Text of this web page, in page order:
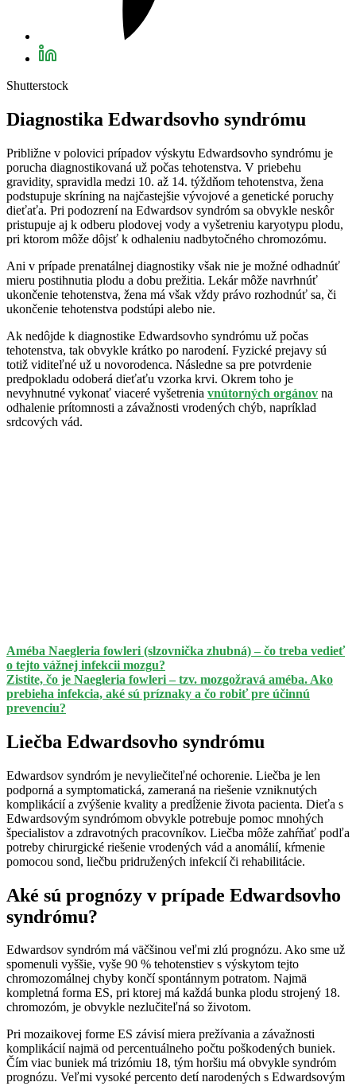
Shutterstock
Diagnostika Edwardsovho syndrómu
Približne v polovici prípadov výskytu Edwardsovho syndrómu je
porucha diagnostikovaná už počas tehotenstva. V priebehu
gravidity, spravidla medzi 10. až 14. týždňom tehotenstva, žena
podstupuje skríning na najčastejšie vývojové a genetické poruchy
dieťaťa. Pri podozrení na Edwardsov syndróm sa obvykle neskôr
pristupuje aj k odberu plodovej vody a vyšetreniu karyotypu plodu,
pri ktorom môže dôjsť k odhaleniu nadbytočného chromozómu.
Ani v prípade prenatálnej diagnostiky však nie je možné odhadnúť
mieru postihnutia plodu a dobu prežitia. Lekár môže navrhnúť
ukončenie tehotenstva, žena má však vždy právo rozhodnúť sa, či
ukončenie tehotenstva podstúpi alebo nie.
Ak nedôjde k diagnostike Edwardsovho syndrómu už počas
tehotenstva, tak obvykle krátko po narodení. Fyzické prejavy sú
totiž viditeľné už u novorodenca. Následne sa pre potvrdenie
predpokladu odoberá dieťaťu vzorka krvi. Okrem toho je
nevyhnutné vykonať viaceré vyšetrenia vnútorných orgánov na
odhalenie prítomnosti a závažnosti vrodených chýb, napríklad
srdcových vád.
Améba Naegleria fowleri (slzovnička zhubná) – čo treba vedieť
o tejto vážnej infekcii mozgu?
Zistite, čo je Naegleria fowleri – tzv. mozgožravá améba. Ako
prebieha infekcia, aké sú príznaky a čo robiť pre účinnú
prevenciu?
Liečba Edwardsovho syndrómu
Edwardsov syndróm je nevyliečiteľné ochorenie. Liečba je len
podporná a symptomatická, zameraná na riešenie vzniknutých
komplikácií a zvýšenie kvality a predĺženie života pacienta. Dieťa s
Edwardsovým syndrómom obvykle potrebuje pomoc mnohých
špecialistov a zdravotných pracovníkov. Liečba môže zahŕňať podľa
potreby chirurgické riešenie vrodených vád a anomálií, kŕmenie
pomocou sond, liečbu pridružených infekcií či rehabilitácie.
Aké sú prognózy v prípade Edwardsovho
syndrómu?
Edwardsov syndróm má väčšinou veľmi zlú prognózu. Ako sme už
spomenuli vyššie, vyše 90 % tehotenstiev s výskytom tejto
chromozomálnej chyby končí spontánnym potratom. Najmä
kompletná forma ES, pri ktorej má každá bunka plodu strojený 18.
chromozóm, je obvykle nezlučiteľná so životom.
Pri mozaikovej forme ES závisí miera prežívania a závažnosti
komplikácií najmä od percentuálneho počtu poškodených buniek.
Čím viac buniek má trizómiu 18, tým horšiu má obvykle syndróm
prognózu. Veľmi vysoké percento detí narodených s Edwardsovým